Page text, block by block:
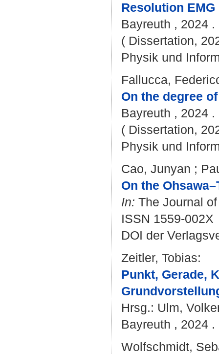
Resolution EMG
Bayreuth , 2024
( Dissertation,
Physik und
Fallucca,
On the degree
Bayreuth , 2024 .
( Dissertation,
Physik und
Cao, Junyan ;
On the
In: The Journal
ISSN 1559-002X
DOI der
Zeitler, Tobias:
Punkt, Gerade,
Hrsg.: Ulm,
Bayreuth , 2024
Wolfschmidt,